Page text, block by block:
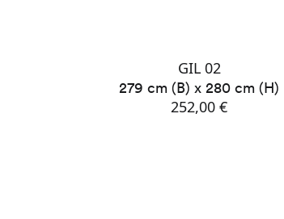
GIL 02
279 cm (B) x 280 cm (H)
252,00 €